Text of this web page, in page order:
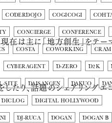
CODERDOJO COGICOGI
CONCIERGE CONFERENCE
COSTA COWORKING CRAM
CYBERAGENT D-ZERO D2K
SITE DAISANGEN DAKUO
DICLOG DIGITAL HOLLYWOOD
DJ-RUCA DOGAN DOGAN Β
は主に「地方創生」をテー
り、話題のシェアリングエ